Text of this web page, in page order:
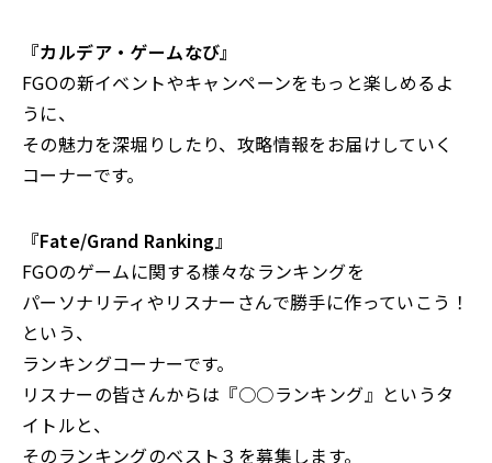
『カルデア・ゲームなび』
FGOの新イベントやキャンペーンをもっと楽しめるよ
うに、
その魅力を深堀りしたり、攻略情報をお届けしていく
コーナーです。
『Fate/Grand Ranking』
FGOのゲームに関する様々なランキングを
パーソナリティやリスナーさんで勝手に作っていこう！
という、
ランキングコーナーです。
リスナーの皆さんからは『○○ランキング』というタ
イトルと、
そのランキングのベスト３を募集します。